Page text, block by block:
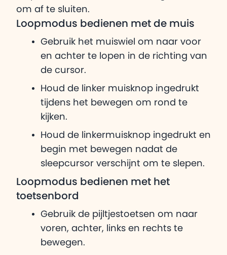
om af te sluiten.
Loopmodus bedienen met de muis
Gebruik het muiswiel om naar voor
en achter te lopen in de richting van
de cursor.
Houd de linker muisknop ingedrukt
tijdens het bewegen om rond te
kijken.
Houd de linkermuisknop ingedrukt en
begin met bewegen nadat de
sleepcursor verschijnt om te slepen.
Loopmodus bedienen met het
toetsenbord
Gebruik de pijltjestoetsen om naar
voren, achter, links en rechts te
bewegen.